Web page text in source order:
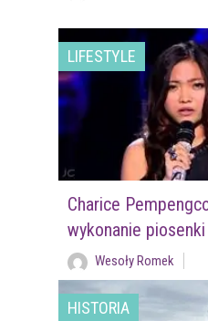
LIFESTYLE
Charice
wykonanie
Wesoły Romek
HISTORIA